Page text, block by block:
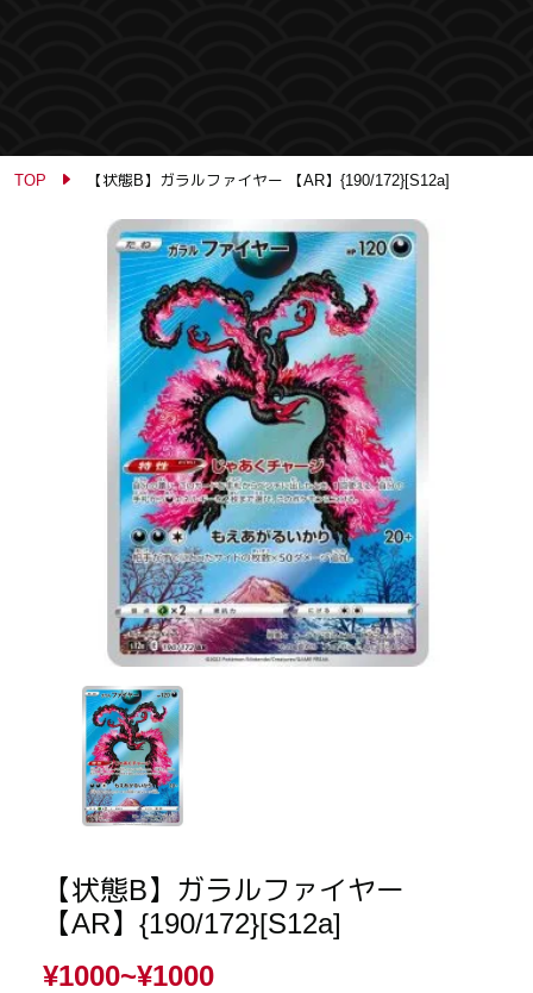
TOP 【状態B】ガラルファイヤー 【AR】{190/172}[S12a]
【状態B】ガラルファイヤー
【AR】{190/172}[S12a]
¥1000~¥1000